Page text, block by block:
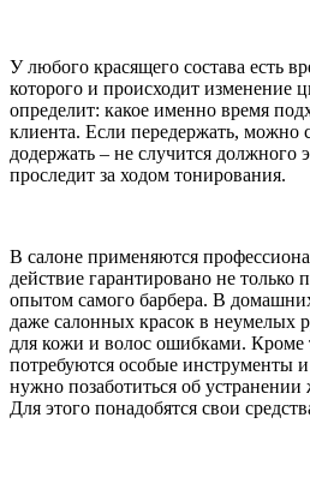
У любого красящего состава есть
которого и происходит изменение
определит: какое именно время
клиента. Если передержать, можно
додержать – не случится должного
проследит за ходом тонирования.
В салоне применяются
действие гарантировано не только
опытом самого барбера. В
даже салонных красок в неумелых
для кожи и волос ошибками. Кроме
потребуются особые инструменты
нужно позаботиться об
Для этого понадобятся свои